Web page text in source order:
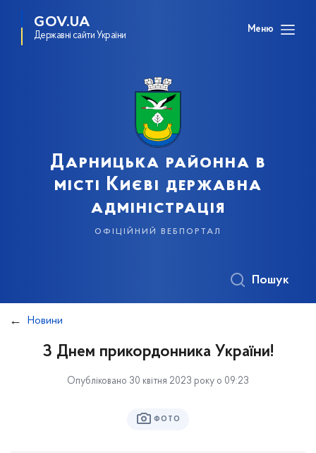
GOV.UA
Державні сайти України
Меню
Дарницька районна в
місті Києві державна
адміністрація
офіційний вебпортал
Пошук
Новини
З Днем прикордонника України!
Опубліковано 30 квітня 2023 року о 09:23
ФОТО